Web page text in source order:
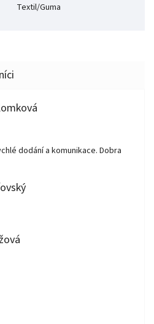
Textil/Guma
dodání a komunikace. Dobra